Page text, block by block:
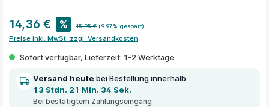
14,36 € % 15,95 € (9.97% gespart)
Preise inkl. MwSt. zzgl. Versandkosten
Sofort verfügbar, Lieferzeit: 1-2 Werktage
Versand heute bei Bestellung innerhalb
13 Stdn. 21 Min. 34 Sek.
Bei bestätigtem Zahlungseingang